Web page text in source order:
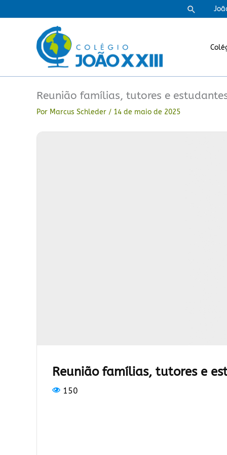
para
Reunião famílias, tutores e
Por Marcus Schleder / 14 de maio de 2025
Reunião famílias, tutores e
150